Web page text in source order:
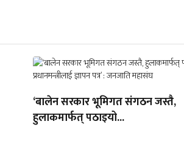
‘बालेन सरकार भूमिगत संगठन जस्तै,
हुलाकमार्फत् पठाइयो...